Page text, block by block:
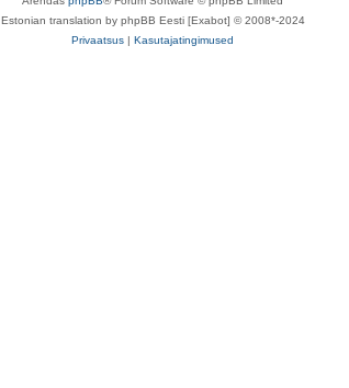
Estonian translation by phpBB Eesti [Exabot] © 2008*-2024
Privaatsus | Kasutajatingimused